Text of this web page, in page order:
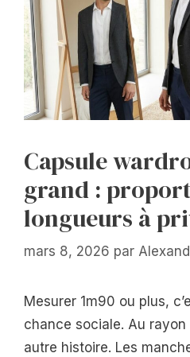
Capsule
grand :
longueurs à
mars 8, 2026 par
Mesurer 1m90 ou plus,
chance sociale. Au rayon
autre histoire. Les